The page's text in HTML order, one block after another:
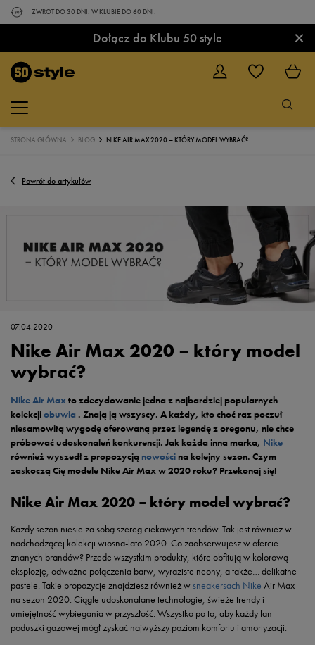
ZWROT DO 30 DNI. W KLUBIE DO 60 DNI.
Dołącz do Klubu 50 style ×
STRONA GŁÓWNA BLOG NIKE AIR MAX 2020 – KTÓRY MODEL WYBRAĆ?
Powrót do artykułów
07.04.2020
Nike Air Max 2020 – który model
wybrać?
Nike Air Maxto zdecydowanie jedna z najbardziej popularnych
kolekcjiobuwia . Znają ją wszyscy. A każdy, kto choć raz poczuł
niesamowitą wygodę oferowaną przez legendę z oregonu, nie chce
próbować udoskonaleń konkurencji. Jak każda inna marka, Nike
również wyszedł z propozycją nowościna kolejny sezon. Czym
zaskoczą Cię modele Nike Air Max w 2020 roku? Przekonaj się!
Nike Air Max 2020 – który model wybrać?
Każdy sezon niesie za sobą szereg ciekawych trendów. Tak jest również w
nadchodzącej kolekcji wiosna-lato 2020. Co zaobserwujesz w ofercie
znanych brandów? Przede wszystkim produkty, które obfitują w kolorową
eksplozję, odważne połączenia barw, wyraziste neony, a także… delikatne
pastele. Takie propozycje znajdziesz również w sneakersach Nike Air Max
na sezon 2020. Ciągle udoskonalane technologie, świeże trendy i
umiejętność wybiegania w przyszłość. Wszystko po to, aby każdy fan
poduszki gazowej mógł zyskać najwyższy poziom komfortu i amortyzacji.